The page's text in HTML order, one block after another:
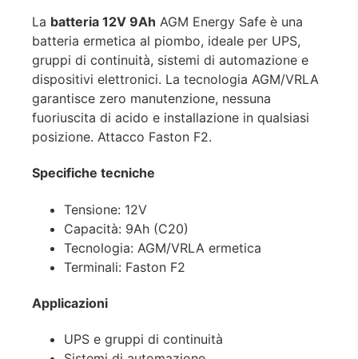
La batteria 12V 9Ah AGM Energy Safe è una
batteria ermetica al piombo, ideale per UPS,
gruppi di continuità, sistemi di automazione e
dispositivi elettronici. La tecnologia AGM/VRLA
garantisce zero manutenzione, nessuna
fuoriuscita di acido e installazione in qualsiasi
posizione. Attacco Faston F2.
Specifiche tecniche
Tensione: 12V
Capacità: 9Ah (C20)
Tecnologia: AGM/VRLA ermetica
Terminali: Faston F2
Applicazioni
UPS e gruppi di continuità